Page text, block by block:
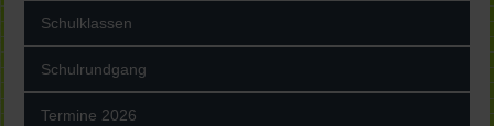
Schulklassen
Schulrundgang
Termine 2026